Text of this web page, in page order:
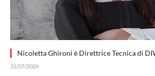
Nicoletta Ghironi è Direttrice Tecnica di
31/07/2026